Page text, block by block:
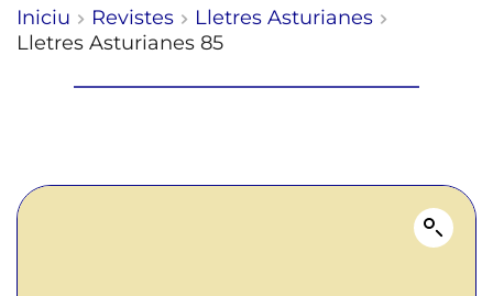
Iniciu Revistes
Lletres Asturianes
Lletres Asturianes 85